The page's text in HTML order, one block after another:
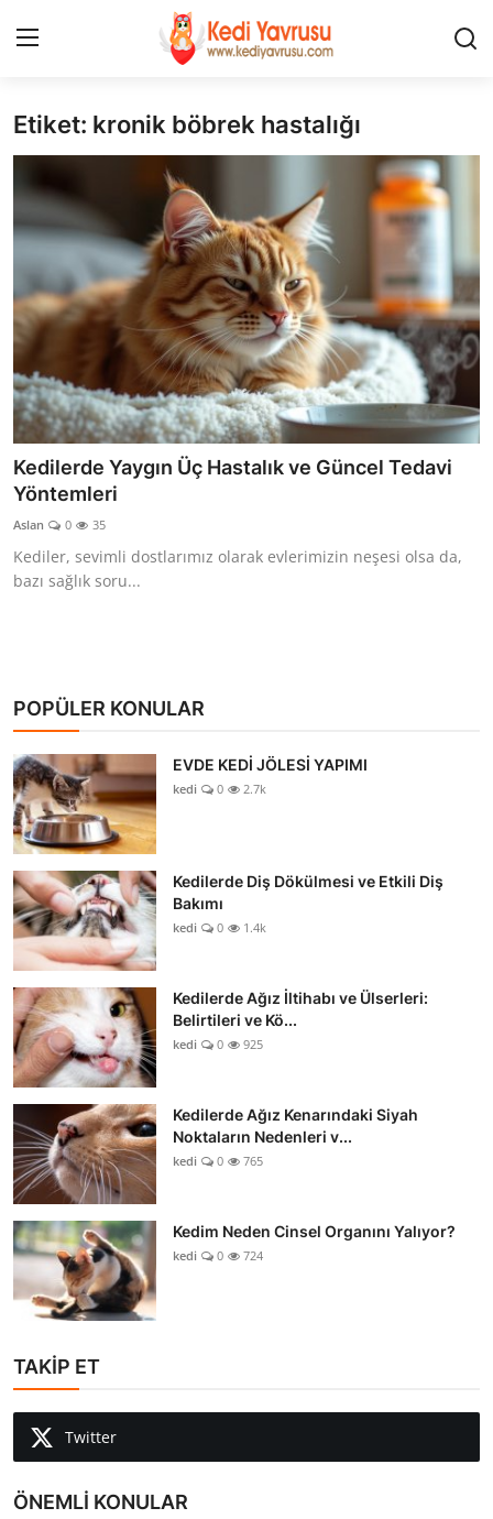
Giriş Kayıt Ol
İLETİŞİM
HAKKIMIZDA
REKLAM
KEDİ CİNSLERİ
KEDİPEDİA
KEDİ BAKIMI
KEDİ MAMASI
Etiket: kronik böbrek hastalığı
Kedilerde Yaygın Üç Hastalık ve Güncel Tedavi
Yöntemleri
Aslan 0 35
Kediler, sevimli dostlarımız olarak evlerimizin neşesi olsa da,
bazı sağlık soru...
POPÜLER KONULAR
EVDE KEDİ JÖLESİ YAPIMI
kedi 0 2.7k
Kedilerde Diş Dökülmesi ve Etkili Diş
Bakımı
kedi 0 1.4k
Kedilerde Ağız İltihabı ve Ülserleri:
Belirtileri ve Kö...
kedi 0 925
Kedilerde Ağız Kenarındaki Siyah
Noktaların Nedenleri v...
kedi 0 765
Kedim Neden Cinsel Organını Yalıyor?
kedi 0 724
TAKİP ET
Twitter
ÖNEMLİ KONULAR